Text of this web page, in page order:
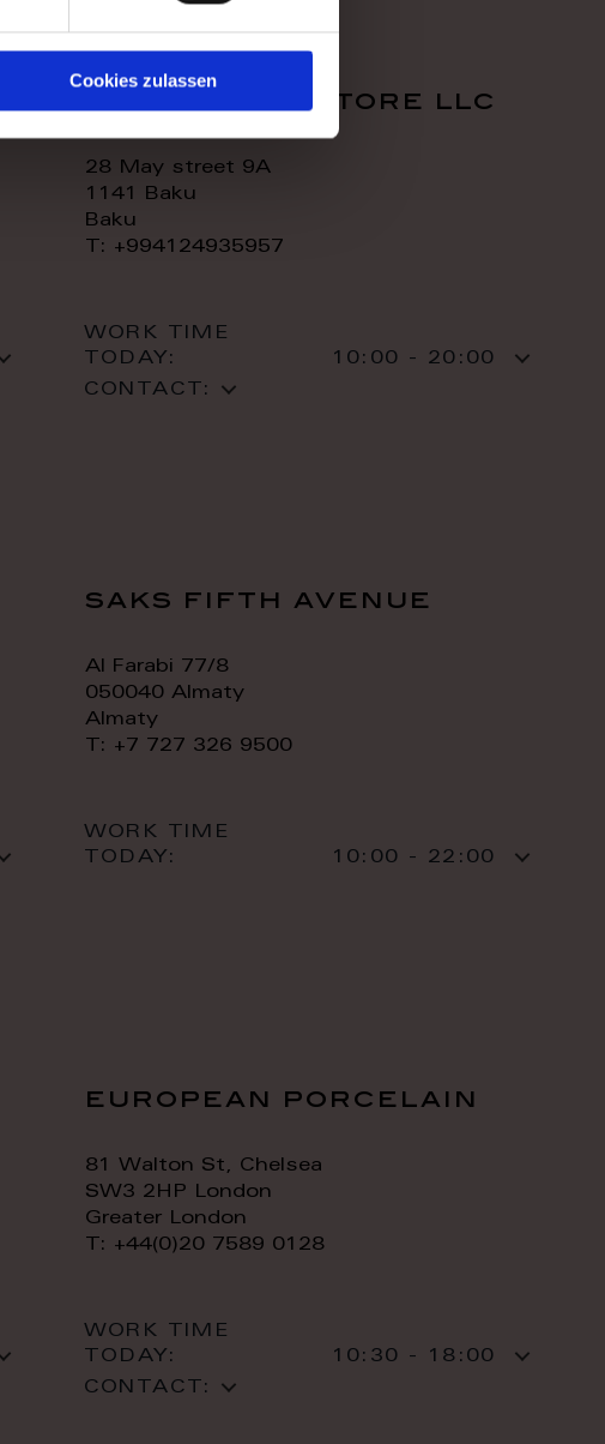
Cookies zulassen
royal home store llc
28 May street 9A
1141 Baku
Baku
T: +994124935957
WORK TIME
TODAY:
10:00 - 20:00
CONTACT:
saks fifth avenue
Al Farabi 77/8
050040 Almaty
Almaty
T: +7 727 326 9500
WORK TIME
TODAY:
10:00 - 22:00
european porcelain
81 Walton St, Chelsea
SW3 2HP London
Greater London
T: +44(0)20 7589 0128
WORK TIME
TODAY:
10:30 - 18:00
CONTACT: